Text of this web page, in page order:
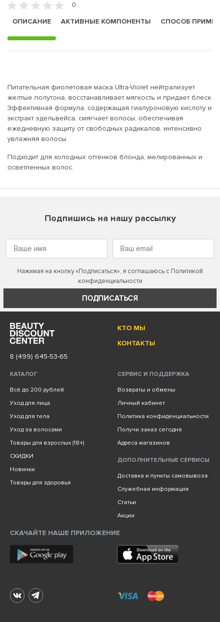
0
ОПИСАНИЕ
АКТИВНЫЕ КОМПОНЕНТЫ СПОСОБ
Питательная фиолетовая маска Ultra-Violet нейтрализует
желтые полутона, восстанавливает мягкость и придает блеск.
Эффективная формула, содержащая гиалуроновую кислоту и
экстракт эдельвейса, смягчает волосы, обеспечивая
ежедневную защиту от свободных радикалов, интенсивно
увлажняя волосы.
Подходит для холодных оттенков блонда, мелированных и
осветленных волос.
Подпишись на нашу рассылку
Нажимая на кнопку «Подписаться», я соглашаюсь с Политикой
конфиденциальности
ПОДПИСАТЬСЯ
КТО МЫ
КОНТАКТЫ
8 (499) 645-53-65
КАТАЛОГ
Всё до 200 рублей
Уход для лица
Уход для тела
Уход за волосами
Товары для взрослых (18+)
СКИДКИ
Новинки
Товары для здоровья
СЕРВИС И ПОДДЕРЖКА
Возвраты и обмены
Личный кабинет
Политика конфиденциальности
Получи заказ сегодня
Адреса магазинов
ДОПОЛНИТЕЛЬНЫЕ СЕРВИСЫ
Доставка и пункты самовывоза
Служебная информация
Статьи
Акции
СКАЧАЙТЕ НАШЕ ПРИЛОЖЕНИЕ